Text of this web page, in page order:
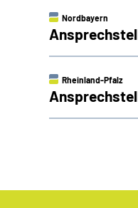
Nordbayern
Rheinland-Pfalz